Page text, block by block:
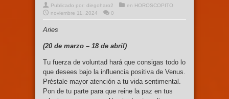
Publicado por: diegoharo2 en HOROSCOPITO
noviembre 11, 2024
0
Aries
(20 de marzo – 18 de abril)
Tu fuerza de voluntad hará que consigas todo lo
que desees bajo la influencia positiva de Venus.
Préstale mayor atención a tu vida sentimental.
Pon de tu parte para que reine la paz en tus